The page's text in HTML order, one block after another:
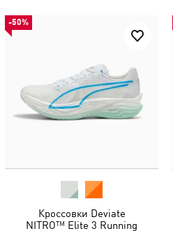
-50%
Кроссовки Deviate
NITRO™ Elite 3 Running